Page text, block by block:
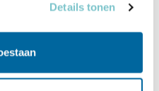
Details tonen